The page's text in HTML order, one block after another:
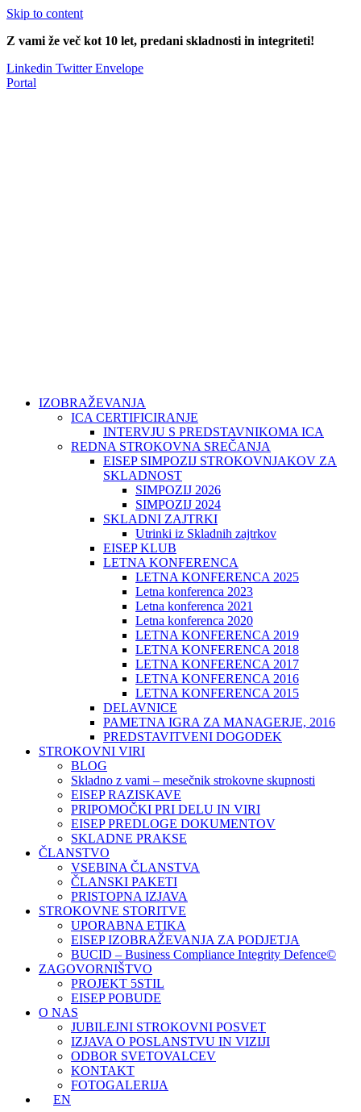
Skip to content
Z vami že več kot 10 let, predani skladnosti in integriteti!
Linkedin Twitter Envelope
Portal
IZOBRAŽEVANJA
ICA CERTIFICIRANJE
INTERVJU S PREDSTAVNIKOMA ICA
REDNA STROKOVNA SREČANJA
EISEP SIMPOZIJ STROKOVNJAKOV ZA
SKLADNOST
SIMPOZIJ 2026
SIMPOZIJ 2024
SKLADNI ZAJTRKI
Utrinki iz Skladnih zajtrkov
EISEP KLUB
LETNA KONFERENCA
LETNA KONFERENCA 2025
Letna konferenca 2023
Letna konferenca 2021
Letna konferenca 2020
LETNA KONFERENCA 2019
LETNA KONFERENCA 2018
LETNA KONFERENCA 2017
LETNA KONFERENCA 2016
LETNA KONFERENCA 2015
DELAVNICE
PAMETNA IGRA ZA MANAGERJE, 2016
PREDSTAVITVENI DOGODEK
STROKOVNI VIRI
BLOG
Skladno z vami – mesečnik strokovne skupnosti
EISEP RAZISKAVE
PRIPOMOČKI PRI DELU IN VIRI
EISEP PREDLOGE DOKUMENTOV
SKLADNE PRAKSE
ČLANSTVO
VSEBINA ČLANSTVA
ČLANSKI PAKETI
PRISTOPNA IZJAVA
STROKOVNE STORITVE
UPORABNA ETIKA
EISEP IZOBRAŽEVANJA ZA PODJETJA
BUCID – Business Compliance Integrity Defence©
ZAGOVORNIŠTVO
PROJEKT 5STIL
EISEP POBUDE
O NAS
JUBILEJNI STROKOVNI POSVET
IZJAVA O POSLANSTVU IN VIZIJI
ODBOR SVETOVALCEV
KONTAKT
FOTOGALERIJA
EN